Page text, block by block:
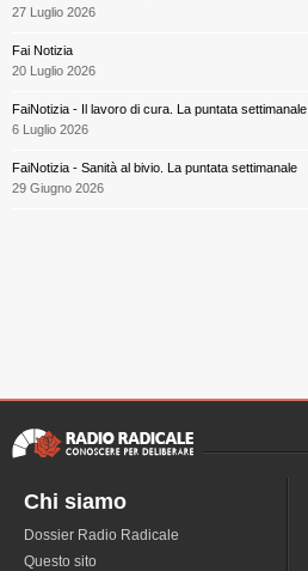
27 Luglio 2026
Fai Notizia
20 Luglio 2026
FaiNotizia - Il lavoro di cura. La puntata settimanale
6 Luglio 2026
FaiNotizia - Sanità al bivio. La puntata settimanale
29 Giugno 2026
Chi siamo
Dossier Radio Radicale
Questo sito